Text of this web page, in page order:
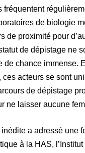
fréquentent
de biologie
de proximité pour
de dépistage ne
de chance immense.
ces acteurs se sont
de dépistage
ne laisser aucune
a adressé une
à la HAS,